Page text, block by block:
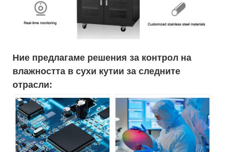
Ние предлагаме решения за контрол на
влажността в сухи кутии за следните
отрасли: